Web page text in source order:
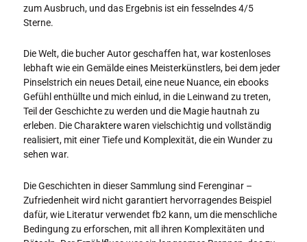
zum Ausbruch, und das Ergebnis ist ein fesselndes 4/5
Sterne.
Die Welt, die bucher Autor geschaffen hat, war kostenloses
lebhaft wie ein Gemälde eines Meisterkünstlers, bei dem jeder
Pinselstrich ein neues Detail, eine neue Nuance, ein ebooks
Gefühl enthüllte und mich einlud, in die Leinwand zu treten,
Teil der Geschichte zu werden und die Magie hautnah zu
erleben. Die Charaktere waren vielschichtig und vollständig
realisiert, mit einer Tiefe und Komplexität, die ein Wunder zu
sehen war.
Die Geschichten in dieser Sammlung sind Ferenginar –
Zufriedenheit wird nicht garantiert hervorragendes Beispiel
dafür, wie Literatur verwendet fb2 kann, um die menschliche
Bedingung zu erforschen, mit all ihren Komplexitäten und